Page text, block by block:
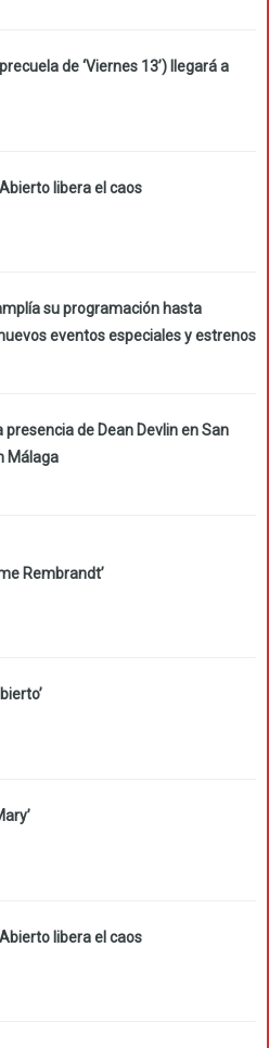
de ‘Viernes 13’) llegará a
libera el caos
su programación hasta
eventos especiales y estrenos
presencia de Dean Devlin en San
Málaga
Rembrandt’
libera el caos